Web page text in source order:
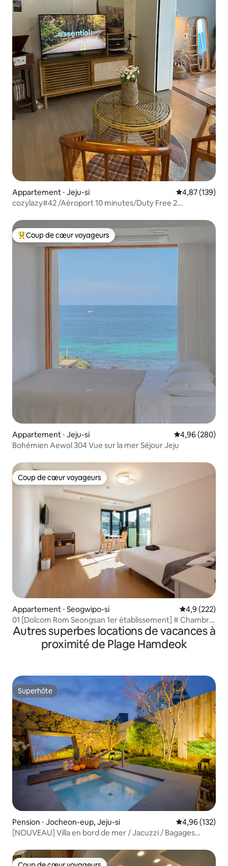
Appartement ⋅ Jeju-si Évaluation
4,87 (139)
cozylazy#42 /Aéroport 10 minutes/Duty Free 2
Coups de cœur voyageurs les plus appréciés
Coup de cœur voyageurs
Appartement ⋅ Jeju-si Évaluation
4,96 (280)
Bohémien Aewol 304 Vue sur la mer Séjour Jeju
Coup de cœur voyageurs
Coup de cœur voyageurs
Appartement ⋅ Seogwipo-si Évaluation
4,9 (222)
01 [Dolcom Rom Seongsan 1er établissement] # Chambre
Yukalipteus # - Vue sur la cour devant le lever du soleil de
Seongsan, 10% de réduction pour 2 nuits et plus
Autres superbes locations de vacances à
proximité de Plage Hamdeok
Superhôte
Superhôte
Pension ⋅ Jocheon-eup, Jeju-si Évaluation
4,96 (132)
[NOUVEAU] Villa en bord de mer / Jacuzzi / Bagages